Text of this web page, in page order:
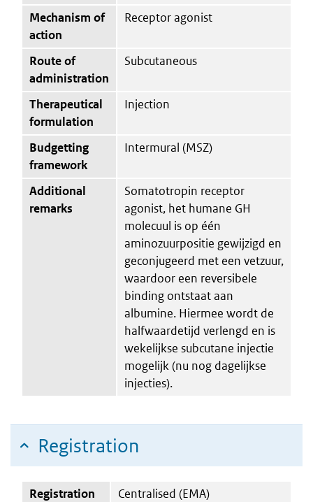
Mechanism of
action
Receptor agonist
Route of
administration
Subcutaneous
Therapeutical
formulation
Injection
Budgetting
framework
Intermural (MSZ)
Additional
remarks
Somatotropin receptor
agonist, het humane GH
molecuul is op één
aminozuurpositie gewijzigd en
geconjugeerd met een vetzuur,
waardoor een reversibele
binding ontstaat aan
albumine. Hiermee wordt de
halfwaardetijd verlengd en is
wekelijkse subcutane injectie
mogelijk (nu nog dagelijkse
injecties).
Registration
Registration
Centralised (EMA)